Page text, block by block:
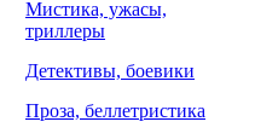
Мистика, ужасы,
триллеры
Детективы, боевики
Проза, беллетристика